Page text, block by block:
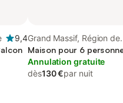
9,4Grand Massif, Région de
Bonneville
Maison pour 6
Annulation gratuite
dès130 €par nuit